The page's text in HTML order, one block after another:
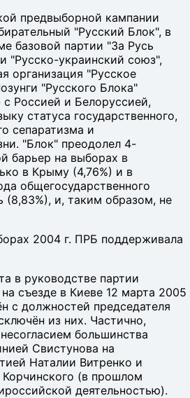
предвыборной кампании
"Русский Блок", в
базовой партии "За Русь
"Русско-украинский союз",
организация "Русское
"Русского Блока"
Россией и Белоруссией,
статуса государственного,
сепаратизма и
"Блок" преодолел 4-
барьер на выборах в
в Крыму (4,76%) и в
общегосударственного
(8,83%), и, таким образом, не
2004 г. ПРБ поддерживала
в руководстве партии
съезде в Киеве 12 марта 2005
с должностей председателя
из них. Частично,
большинства
Свистунова на
Наталии Витренко и
(в прошлом
деятельностью).